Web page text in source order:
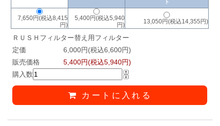
ト
7,650円(税込8,415
円)
5,400円(税込5,940
円)
13,050円(税込14,355円)
ＲＵＳＨフィルター替え用フィルター
定価
6,000円(税込6,600円)
販売価格
5,400円(税込5,940円)
購入数
カートに入れる